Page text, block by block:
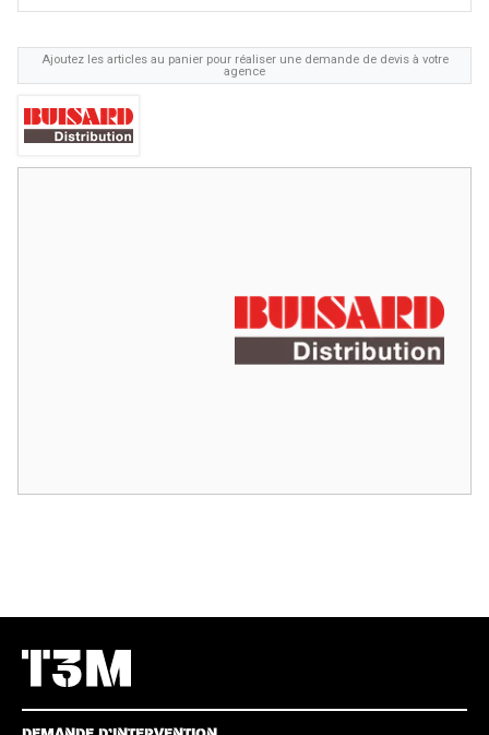
Ajoutez les articles au panier pour réaliser une demande de devis à votre
agence